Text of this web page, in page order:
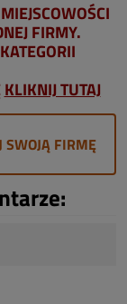
FIRMY.
KLIKNIJ TUTAJ
SWOJĄ FIRMĘ